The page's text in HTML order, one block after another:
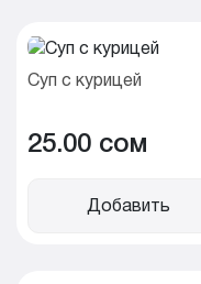
Суп с курицей
25.00 cом
Добавить